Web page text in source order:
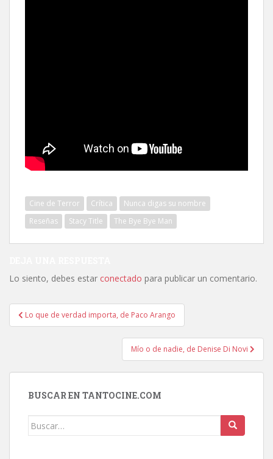
Cine de Terror Crítica
Nunca digas su nombre
Reseñas
Stacy Title The Bye Bye Man
Lo siento, debes estar conectado para publicar un comentario.
Navegación
de
Lo que de verdad importa, de Paco Arango
Mío o de nadie, de Denise Di Novi
BUSCAR EN TANTOCINE.COM
Buscar: